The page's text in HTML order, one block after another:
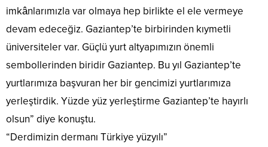
imkânlarımızla var olmaya hep birlikte el ele vermeye
devam edeceğiz. Gaziantep’te birbirinden kıymetli
üniversiteler var. Güçlü yurt altyapımızın önemli
sembollerinden biridir Gaziantep. Bu yıl Gaziantep’te
yurtlarımıza başvuran her bir gencimizi yurtlarımıza
yerleştirdik. Yüzde yüz yerleştirme Gaziantep’te hayırlı
olsun” diye konuştu.
“Derdimizin dermanı Türkiye yüzyılı”